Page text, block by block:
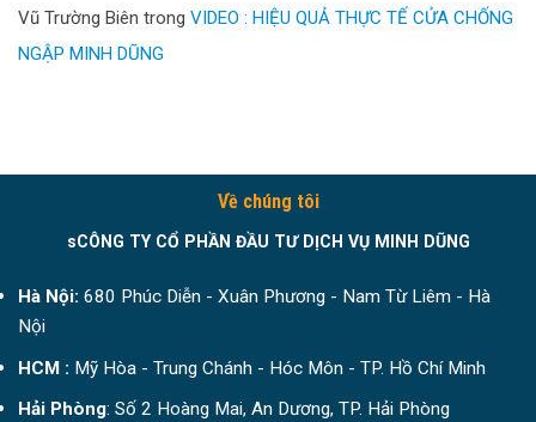
Vũ Trường Biên trong VIDEO : HIỆU QUẢ THỰC TẾ CỬA CHỐNG
NGẬP MINH DŨNG
Về chúng tôi
sCÔNG TY CỔ PHẦN ĐẦU TƯ DỊCH VỤ MINH DŨNG
Hà Nội: 680 Phúc Diễn - Xuân Phương - Nam Từ Liêm - Hà
Nội
HCM : Mỹ Hòa - Trung Chánh - Hóc Môn - TP. Hồ Chí Minh
Hải Phòng: Số 2 Hoàng Mai, An Dương, TP. Hải Phòng